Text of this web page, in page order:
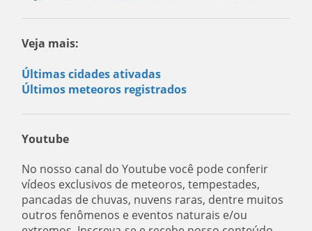
Veja mais:
Últimas cidades ativadas
Últimos meteoros registrados
Youtube
No nosso canal do Youtube você pode conferir
vídeos exclusivos de meteoros, tempestades,
pancadas de chuvas, nuvens raras, dentre muitos
outros fenômenos e eventos naturais e/ou